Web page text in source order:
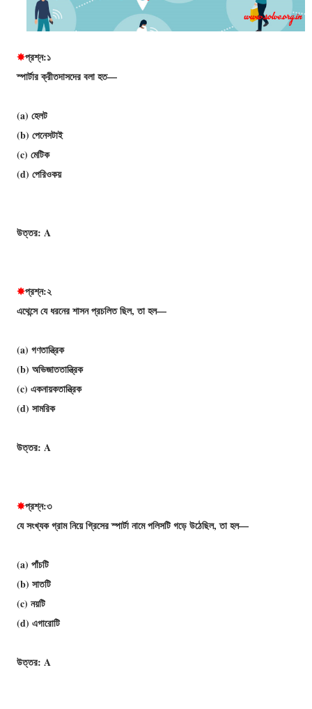
✸প্রশ্ন:১
স্পার্টার ক্রীতদাসদের বলা হত—
(a) হেলট
(b) পেনেসটাই
(c) মেটিক
(d) পেরিওকয়
উত্তর: A
✸প্রশ্ন:২
এথেন্সে যে ধরনের শাসন প্রচলিত ছিল, তা হল—
(a) গণতান্ত্রিক
(b) অভিজাততান্ত্রিক
(c) একনায়কতান্ত্রিক
(d) সামরিক
উত্তর: A
✸প্রশ্ন:৩
যে সংখ্যক গ্রাম নিয়ে গ্রিসের স্পার্টা নামে পলিসটি গড়ে উঠেছিল, তা হল—
(a) পাঁচটি
(b) সাতটি
(c) নয়টি
(d) এগারােটি
উত্তর: A